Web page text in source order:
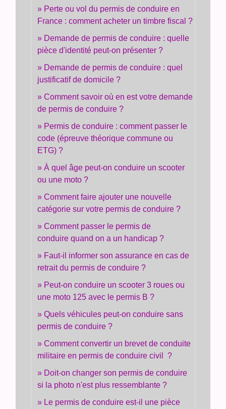
Perte ou vol du permis de conduire en
France : comment acheter un timbre fiscal ?
Demande de permis de conduire : quelle
pièce d'identité peut-on présenter ?
Demande de permis de conduire : quel
justificatif de domicile ?
Comment savoir où en est votre demande
de permis de conduire ?
Permis de conduire : comment passer le
code (épreuve théorique commune ou
ETG) ?
À quel âge peut-on conduire un scooter
ou une moto ?
Comment faire ajouter une nouvelle
catégorie sur votre permis de conduire ?
Comment passer le permis de
conduire quand on a un handicap ?
Faut-il informer son assurance en cas de
retrait du permis de conduire ?
Peut-on conduire un scooter 3 roues ou
une moto 125 avec le permis B ?
Quels véhicules peut-on conduire sans
permis de conduire ?
Comment convertir un brevet de conduite
militaire en permis de conduire civil ?
Doit-on changer son permis de conduire
si la photo n'est plus ressemblante ?
Le permis de conduire est-il une pièce